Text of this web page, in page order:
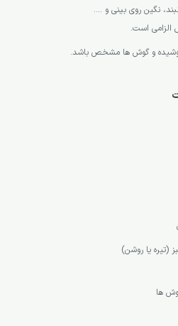
نگین روی بینی و ….
الزامی است.
پوشیده و گوش ها مشخص باشد.
(تیره یا روشن)
ها